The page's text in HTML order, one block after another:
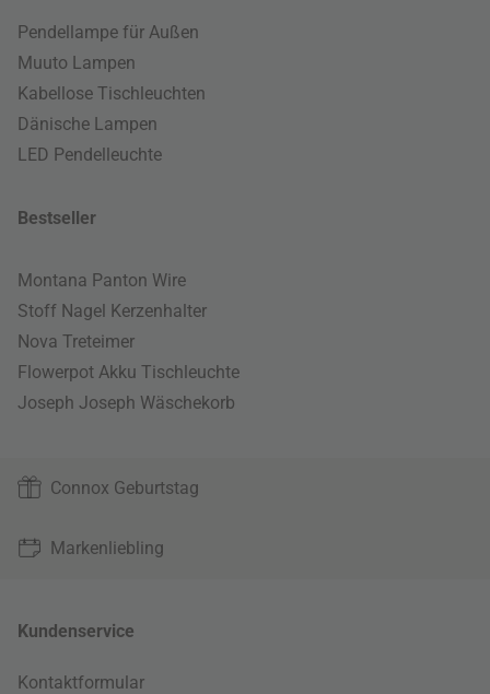
Pendellampe für Außen
Muuto Lampen
Kabellose Tischleuchten
Dänische Lampen
LED Pendelleuchte
Bestseller
Montana Panton Wire
Stoff Nagel Kerzenhalter
Nova Treteimer
Flowerpot Akku Tischleuchte
Joseph Joseph Wäschekorb
Connox Geburtstag
Markenliebling
Kundenservice
Kontaktformular